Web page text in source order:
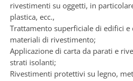
rivestimenti su oggetti, in
plastica, ecc.,
Trattamento superficiale di edifici e
materiali di rivestimento;
Applicazione di carta da parati e
strati isolanti;
Rivestimenti protettivi su legno,